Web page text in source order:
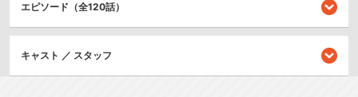
エピソード（全120話）
キャスト ／ スタッフ